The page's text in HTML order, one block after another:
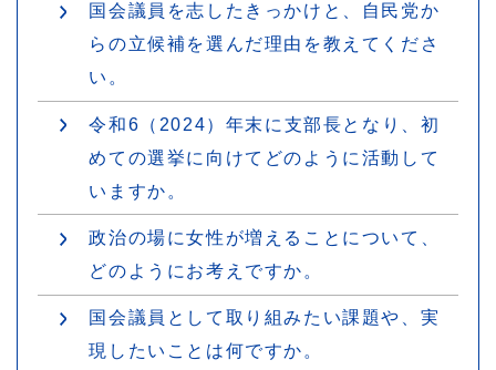
国会議員を志したきっかけと、自民党か
らの立候補を選んだ理由を教えてくださ
い。
令和6（2024）年末に支部長となり、初
めての選挙に向けてどのように活動して
いますか。
政治の場に女性が増えることについて、
どのようにお考えですか。
国会議員として取り組みたい課題や、実
現したいことは何ですか。